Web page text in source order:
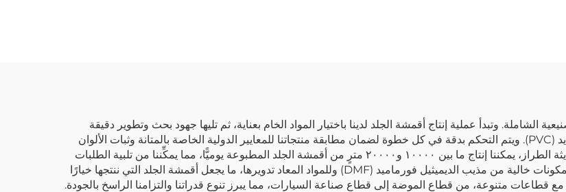
الشاملة. وتبدأ عملية إنتاج أقمشة الجلد لدينا باختيار المواد الخام بعناية، ثم تليها جهود بحث وتطوير دقيقة
لإنشاء تركيبات متقدمة من البولي يوريثان (PU) والبولي فينيل كلورايد (PVC). ويتم التحكم بدقة في كل خطوة لضمان مطابقة منتجاتنا للمعايير الدولية الخاصة بالمتانة وثبات الألوان
والامتثال البيئي. وبفضل أكثر من ٥٠٠ عاملٍ ماهرٍ و١٦ آلة طباعة حديثة الطراز، يمكننا إنتاج ما بين ١٠٠٠٠ و٢٠٠٠٠ مترٍ من أقمشة الجلد المطبوعة يوميًّا، مما يمكِّننا من تلبية الطلبات
المتزايدة للسوق العالمي. ويتجلَّى التزامنا بالاستدامة في استخدامنا لمكونات خالية من مذيب الديميثيل فورماميد (DMF) وللمواد المعاد تدويرها، ما يجعل أقمشة الجلد التي ننتجها خيارًا
مع قطاعات متنوعة، من قطاع الموضة إلى قطاع صناعة السيارات، مما يبرز تنوع قدراتنا والتزامنا الراسخ بالجودة.